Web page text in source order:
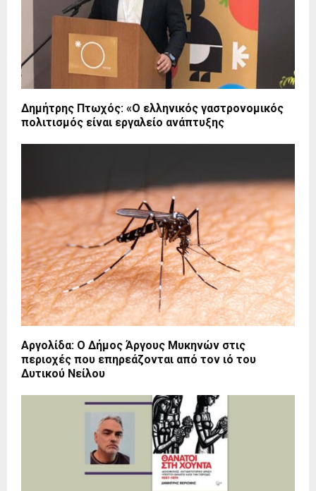
Δημήτρης Πτωχός: «Ο ελληνικός γαστρονομικός
πολιτισμός είναι εργαλείο ανάπτυξης
Αργολίδα: Ο Δήμος Άργους Μυκηνών στις
περιοχές που επηρεάζονται από τον ιό του
Δυτικού Νείλου